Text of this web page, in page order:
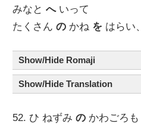
みなとへいって
たくさんの かね を はらい、
Show/Hide Romaji
Show/Hide Translation
52. ひ ねずみの かわごろも